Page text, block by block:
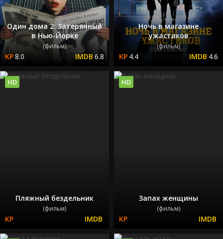
Один дома 2: Затерянный
в Нью-Йорке
(фильм)
8.0 6.8
Ночь в магазине
ужастиков
(фильм)
4.4 4.6
Пляжный бездельник
(фильм)
HD
Запах женщины
(фильм)
HD